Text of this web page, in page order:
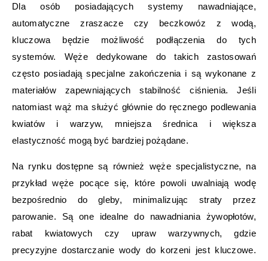
Dla osób posiadających systemy nawadniające,
automatyczne zraszacze czy beczkowóz z wodą,
kluczowa będzie możliwość podłączenia do tych
systemów. Węże dedykowane do takich zastosowań
często posiadają specjalne zakończenia i są wykonane z
materiałów zapewniających stabilność ciśnienia. Jeśli
natomiast wąż ma służyć głównie do ręcznego podlewania
kwiatów i warzyw, mniejsza średnica i większa
elastyczność mogą być bardziej pożądane.
Na rynku dostępne są również węże specjalistyczne, na
przykład węże pocące się, które powoli uwalniają wodę
bezpośrednio do gleby, minimalizując straty przez
parowanie. Są one idealne do nawadniania żywopłotów,
rabat kwiatowych czy upraw warzywnych, gdzie
precyzyjne dostarczanie wody do korzeni jest kluczowe.